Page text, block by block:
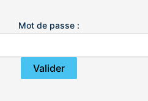
Mot de passe :